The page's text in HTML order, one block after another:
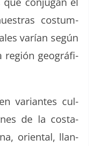
cos­tum­
varían según
región geográ­fi­
vari­antes cul­
de la cos­ta-
ori­en­tal, llan­